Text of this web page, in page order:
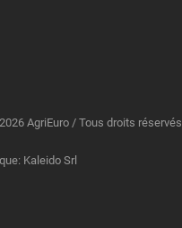
AgriEuro / Tous droits réservés
Kaleido Srl